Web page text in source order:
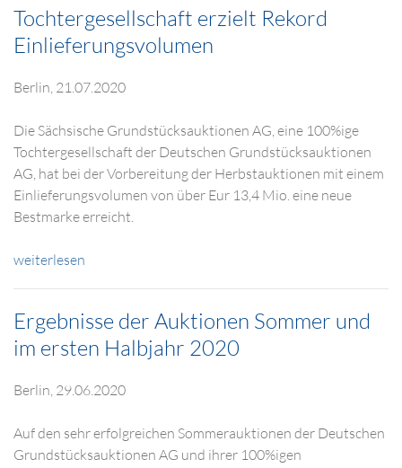
Tochtergesellschaft erzielt Rekord
Einlieferungsvolumen
Berlin, 21.07.2020
Die Sächsische Grundstücksauktionen AG, eine 100%ige
Tochtergesellschaft der Deutschen Grundstücksauktionen
AG, hat bei der Vorbereitung der Herbstauktionen mit einem
Einlieferungsvolumen von über Eur 13,4 Mio. eine neue
Bestmarke erreicht.
weiterlesen
Ergebnisse der Auktionen Sommer und
im ersten Halbjahr 2020
Berlin, 29.06.2020
Auf den sehr erfolgreichen Sommerauktionen der Deutschen
Grundstücksauktionen AG und ihrer 100%igen